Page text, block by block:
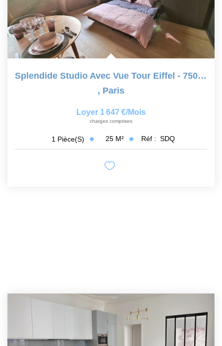
Splendide Studio Avec Vue Tour Eiffel - 75007 Paris
, Paris
Loyer 1 647 €/mois
charges comprises
1 Pièce(s) 25 M² Réf : SDQ